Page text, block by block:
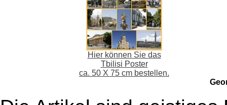
Hier können Sie das
Tbilisi Poster
ca. 50 X 75 cm bestellen.